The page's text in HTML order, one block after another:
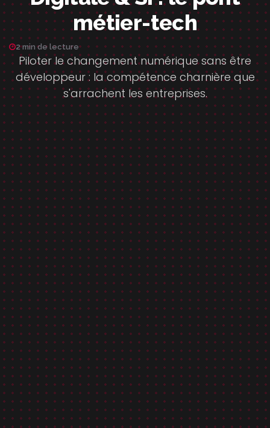
métier-tech
2 min de lecture
Piloter le changement numérique sans être
développeur : la compétence charnière que
s'arrachent les entreprises.